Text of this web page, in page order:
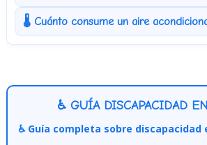
🌡️ Cuánto consume un aire
♿ GUÍA DISCAPACIDAD
♿ Guía completa sobre discapacidad